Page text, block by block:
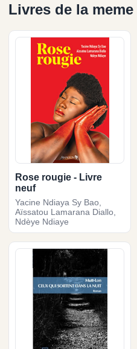
Livres de la
Rose rougie - Livre
neuf
Yacine Ndiaya Sy Bao,
Aïssatou Lamarana Diallo,
Ndèye Ndiaye